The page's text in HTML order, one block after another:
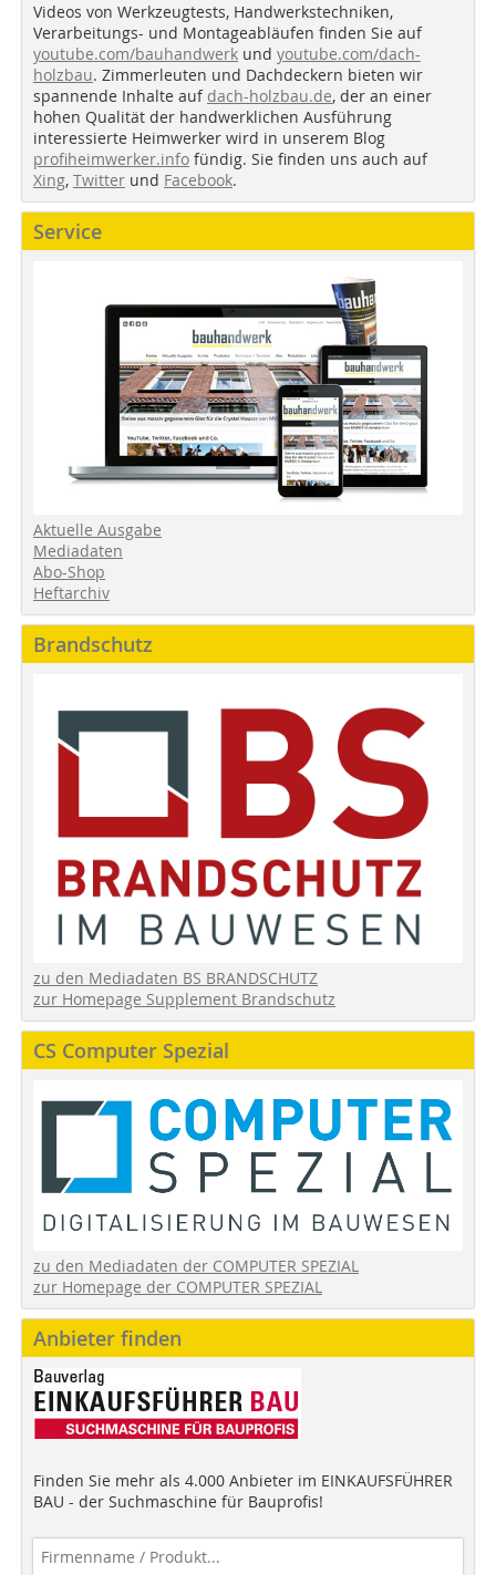
Videos von Werkzeugtests, Handwerkstechniken,
Verarbeitungs- und Montageabläufen finden Sie auf
youtube.com/bauhandwerk und youtube.com/dach-
holzbau. Zimmerleuten und Dachdeckern bieten wir
spannende Inhalte auf dach-holzbau.de, der an einer
hohen Qualität der handwerklichen Ausführung
interessierte Heimwerker wird in unserem Blog
profiheimwerker.info fündig. Sie finden uns auch auf
Xing, Twitter und Facebook.
Service
Aktuelle Ausgabe
Mediadaten
Abo-Shop
Heftarchiv
Brandschutz
zu den Mediadaten BS BRANDSCHUTZ
zur Homepage Supplement Brandschutz
CS Computer Spezial
zu den Mediadaten der COMPUTER SPEZIAL
zur Homepage der COMPUTER SPEZIAL
Anbieter finden
Finden Sie mehr als 4.000 Anbieter im EINKAUFSFÜHRER
BAU - der Suchmaschine für Bauprofis!